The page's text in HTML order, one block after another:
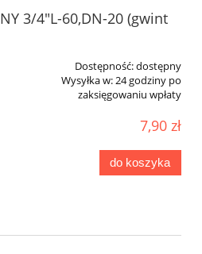
3/4"L-60,DN-20 (gwint
Dostępność:dostępny
Wysyłka w:24 godziny po
zaksięgowaniu wpłaty
7,90 zł
do koszyka